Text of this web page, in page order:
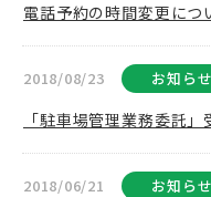
電話予約の時間変更につ
2018/08/23 お知らせ
「駐車場管理業務委託
2018/06/21 お知らせ